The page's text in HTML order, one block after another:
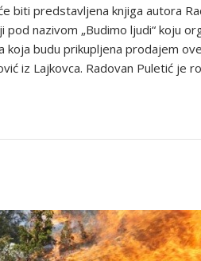
biti predstavljena knjiga autora
nazivom „Budimo ljudi“ koju
koja budu prikupljena prodajem
iz Lajkovca. Radovan Puletić je